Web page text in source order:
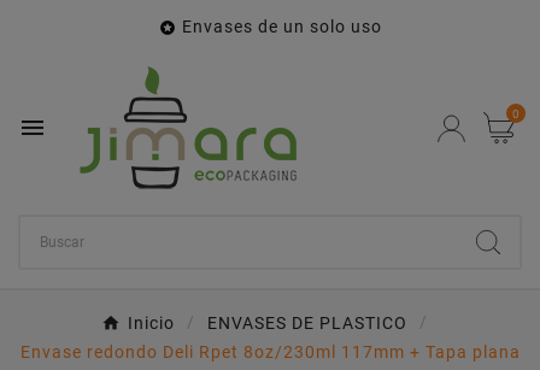
 Envases de un solo uso
 0
Inicio
ENVASES DE PLASTICO
Envase redondo Deli Rpet 8oz/230ml 117mm + Tapa plana